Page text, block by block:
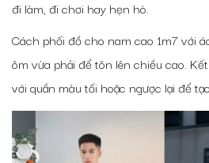
đi làm, đi chơi hay hẹn hò.
Cách phối đồ cho nam cao 1m7với
ôm vừa phải để tôn lên chiều cao.
với quần màu tối hoặc ngược lại để